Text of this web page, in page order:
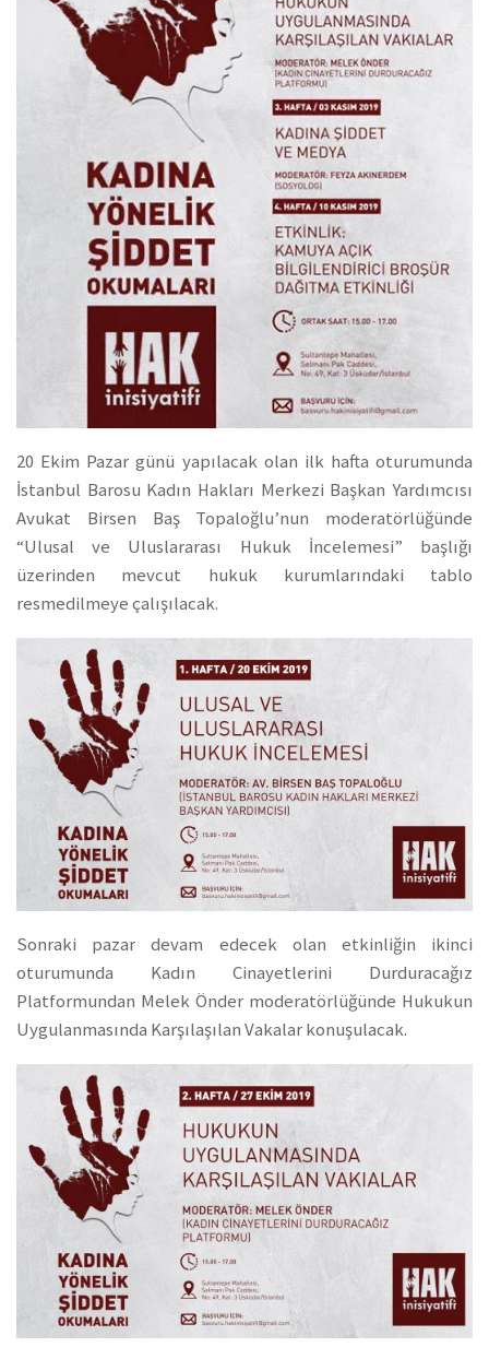
20 Ekim Pazar günü yapılacak olan ilk hafta oturumunda
İstanbul Barosu Kadın Hakları Merkezi Başkan Yardımcısı
Avukat Birsen Baş Topaloğlu’nun moderatörlüğünde
“Ulusal ve Uluslararası Hukuk İncelemesi” başlığı
üzerinden mevcut hukuk kurumlarındaki tablo
resmedilmeye çalışılacak.
Sonraki pazar devam edecek olan etkinliğin ikinci
oturumunda Kadın Cinayetlerini Durduracağız
Platformundan Melek Önder moderatörlüğünde Hukukun
Uygulanmasında Karşılaşılan Vakalar konuşulacak.